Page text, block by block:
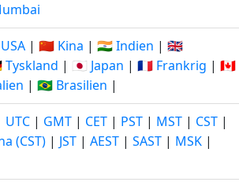
| 🇨🇳 Kina | 🇮🇳 Indien | 🇬🇧
Tyskland | 🇯🇵 Japan | 🇫🇷 Frankrig | 🇨🇦
| 🇧🇷 Brasilien |
UTC | GMT | CET | PST | MST | CST |
(CST) | JST | AEST | SAST | MSK |